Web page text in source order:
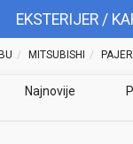
EKSTERIJER /
MITSUBISHI
Najnovije